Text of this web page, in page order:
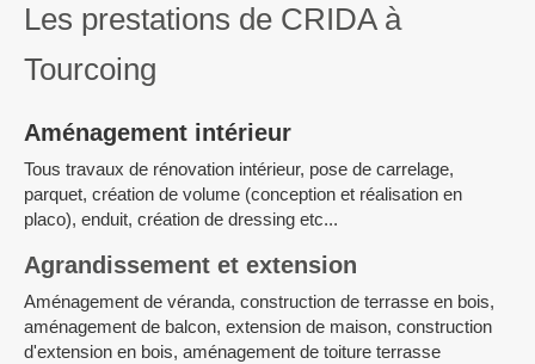
Les prestations de CRIDA à
Tourcoing
Aménagement intérieur
Tous travaux de rénovation intérieur, pose de carrelage,
parquet, création de volume (conception et réalisation en
placo), enduit, création de dressing etc...
Agrandissement et extension
Aménagement de véranda, construction de terrasse en bois,
aménagement de balcon, extension de maison, construction
d'extension en bois, aménagement de toiture terrasse